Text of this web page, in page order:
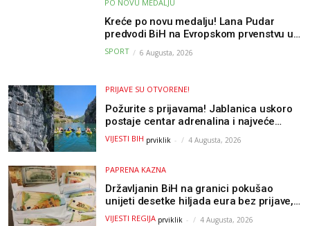
PO NOVU MEDALJU
Kreće po novu medalju! Lana Pudar
predvodi BiH na Evropskom prvenstvu u
Parizu
SPORT 6 Augusta, 2026
PRIJAVE SU OTVORENE!
Požurite s prijavama! Jablanica uskoro
postaje centar adrenalina i najveće
outdoor avanture ovog ljeta
VIJESTI BIH prviklik - 4 Augusta, 2026
PAPRENA KAZNA
Državljanin BiH na granici pokušao
unijeti desetke hiljada eura bez prijave,
uslijedila “paprena” kazna
VIJESTI REGIJA prviklik - 4 Augusta, 2026